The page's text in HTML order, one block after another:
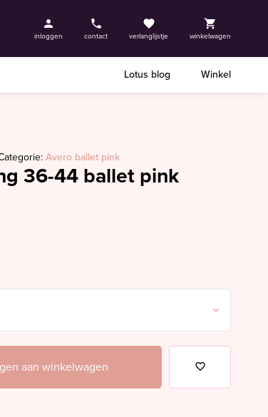
inloggen contact verlanglijstje winkelwagen
Lotus blog Winkel
Avero ballet pink
36-44 ballet pink
aan winkelwagen